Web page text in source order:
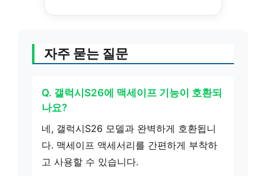
자주 묻는 질문
Q. 갤럭시S26에 맥세이프 기능이 호환되
나요?
네, 갤럭시S26 모델과 완벽하게 호환됩니
다. 맥세이프 액세서리를 간편하게 부착하
고 사용할 수 있습니다.